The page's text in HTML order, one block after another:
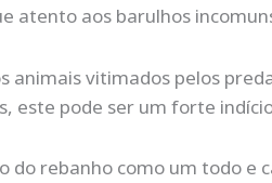
atento aos barulhos
vitimados pelos
este pode ser um forte
rebanho como um todo e